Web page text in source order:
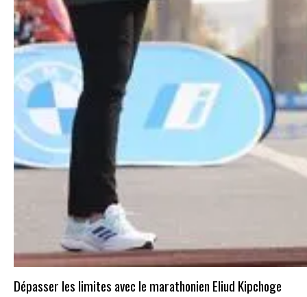
Dépasser les limites avec le marathonien Eliud Kipchoge